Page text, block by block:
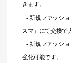
きます。
-新規ファッシ
スマ」にて交換で
-新規ファッシ
強化可能です。